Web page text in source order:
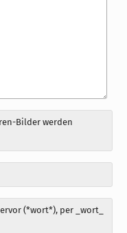
Bilder werden
(*wort*), per _wort_